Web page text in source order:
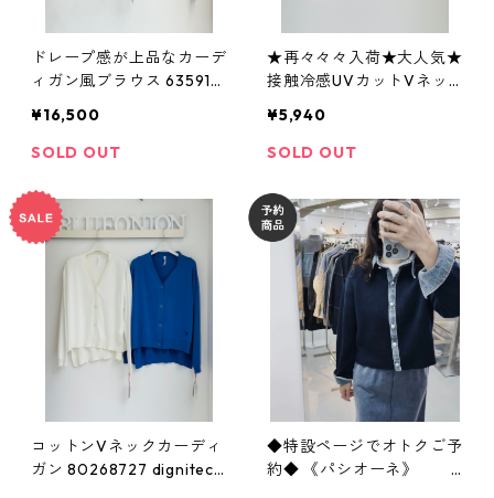
ドレープ感が上品なカーデ
ィガン風ブラウス 635917
¥16,500
SOLD OUT
★再々々々入荷★大人気★
接触冷感UVカットVネッ
amaguchiwholesaler
¥5,940
SOLD OUT
コットンVネックカーディ
ガン 80268727 digniteco
◆特設ページでオトクご予
約◆ 《パシオーネ》